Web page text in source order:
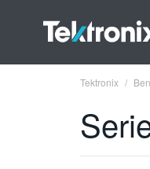
Tektronix